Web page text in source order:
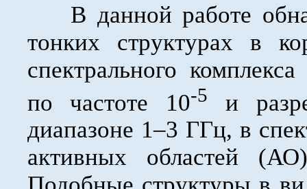
В данной работе
тонких структурах в
спектрального
по частоте 10-5
и
диапазоне 1–3 ГГц, в
активных областей